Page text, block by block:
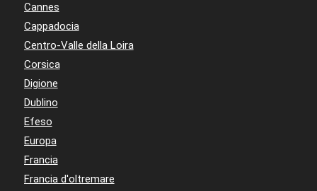
Cannes
Cappadocia
Centro-Valle della Loira
Corsica
Digione
Dublino
Efeso
Europa
Francia
Francia d'oltremare